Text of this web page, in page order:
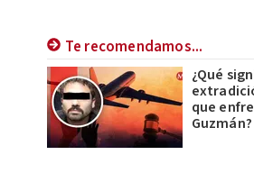
Te recomendamos...
¿Qué
que
Guzmán?